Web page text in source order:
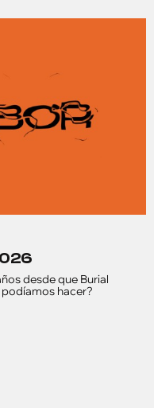
desde que Burial
hacer?